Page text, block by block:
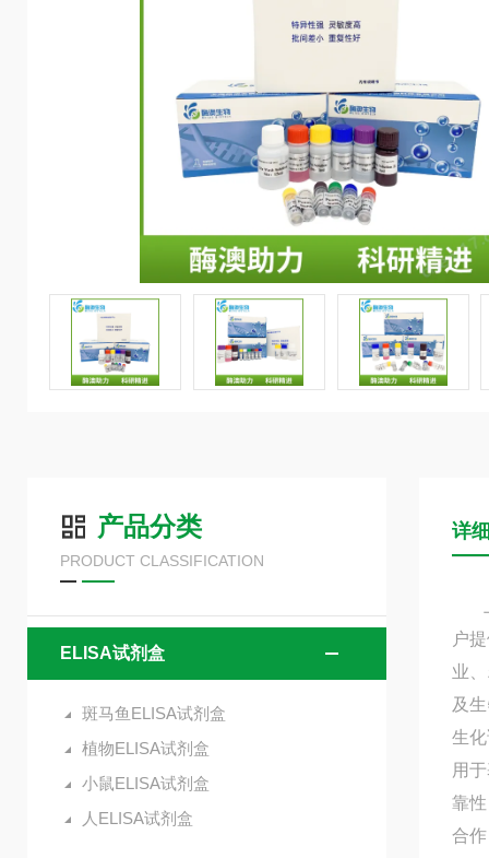
产品分类
PRODUCT CLASSIFICATION
ELISA试剂盒
斑马鱼ELISA试剂盒
植物ELISA试剂盒
小鼠ELISA试剂盒
人ELISA试剂盒
详
户
业
及
生
用
靠
合